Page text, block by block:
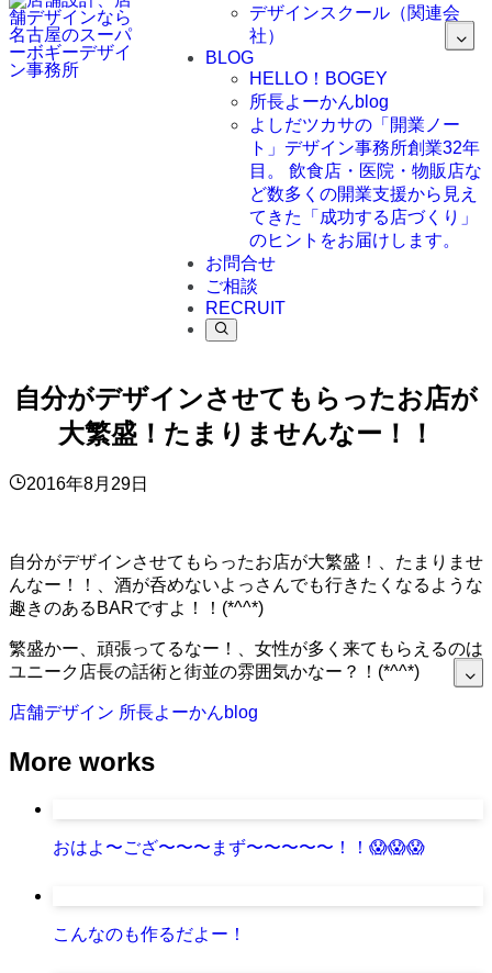
デザインスクール（関連会
社）
BLOG
HELLO！BOGEY
所長よーかんblog
よしだツカサの「開業ノー
ト」 デザイン事務所創業32年
目。 飲食店・医院・物販店な
ど数多くの開業支援から見え
てきた「成功する店づくり」
のヒントをお届けします。
お問合せ
ご相談
RECRUIT
自分がデザインさせてもらったお店が
大繁盛！たまりませんなー！！
2016年8月29日
自分がデザインさせてもらったお店が大繁盛！、たまりませ
んなー！！、酒が呑めないよっさんでも行きたくなるような
趣きのあるBARですよ！！(*^^*)
繁盛かー、頑張ってるなー！、女性が多く来てもらえるのは
ユニーク店長の話術と街並の雰囲気かなー？！(*^^*)
店舗デザイン 所長よーかんblog
More works
おはよ〜ござ〜〜〜まず〜〜〜〜〜！！😱😱😱
こんなのも作るだよー！